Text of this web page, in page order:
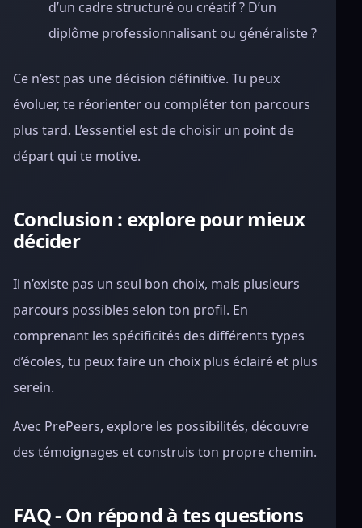
d’un cadre structuré ou créatif ? D’un
diplôme professionnalisant ou généraliste ?
Ce n’est pas une décision définitive. Tu peux
évoluer, te réorienter ou compléter ton parcours
plus tard. L’essentiel est de choisir un point de
départ qui te motive.
Conclusion : explore pour mieux
décider
Il n’existe pas un seul bon choix, mais plusieurs
parcours possibles selon ton profil. En
comprenant les spécificités des différents types
d’écoles, tu peux faire un choix plus éclairé et plus
serein.
Avec PrePeers, explore les possibilités, découvre
des témoignages et construis ton propre chemin.
FAQ - On répond à tes questions